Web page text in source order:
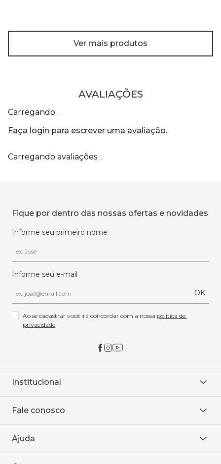
Ver mais produtos
AVALIAÇÕES
Carregando…
Faça login para escrever uma avaliação.
Carregando avaliações…
Fique por dentro das nossas ofertas e novidades
Informe seu primeiro nome
Informe seu e-mail
OK
Ao se cadastrar você irá concordar com a nossa política de
privacidade
Institucional
Onde encontrar
Baixe o APP
Fale conosco
WhatsApp
Ajuda